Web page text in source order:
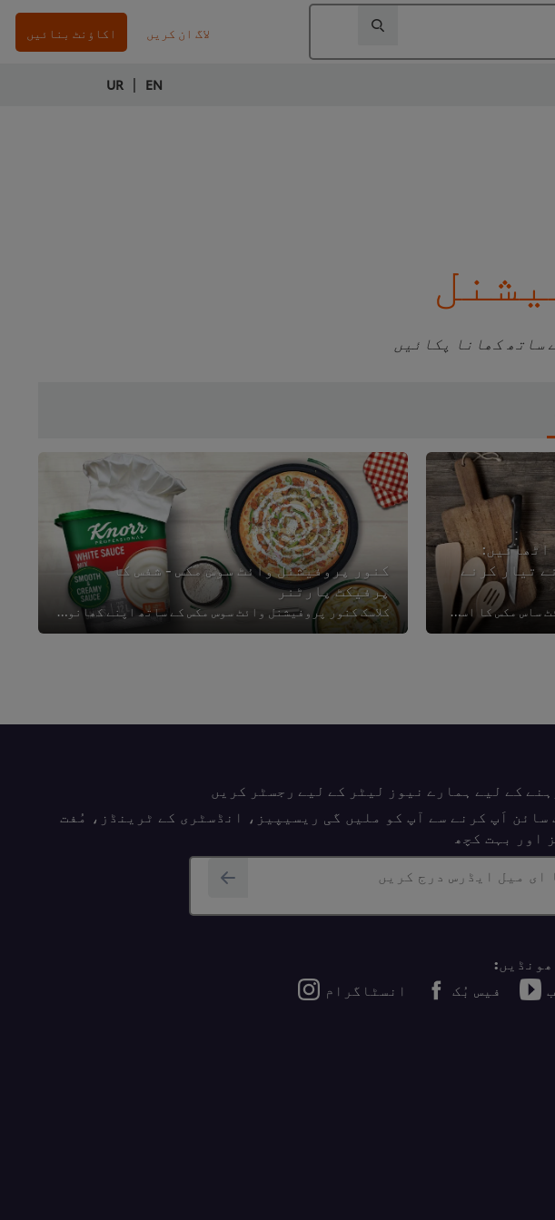
لاگ ان کریں اکاؤنٹ بنائیں
EN
|
UR
ساتھ کھانا پکائیں
اٹھائیں:
تیار کرنے
ان تجاویز کے ساتھ آپ ہر بار کنور وائٹ ساس مکس کا استعمال کرتے ہوئے اپنے پکوان کو بہترین بنا سکتے ہیں۔
کنور پروفیشنل وائٹ سوس مکس - شفس کا
پرفیکٹ پارٹنر
کلاسک کنور پروفیشنل وائٹ سوس مکس کے ساتھ اپنے کھانوں کو باکمال بنائیں!
کے لیے ہمارے نیوز لیٹر کے لیے رجسٹر کریں
سائن اَپ کرنے سے آپ کو ملیں گی ریسیپیز، انڈسٹری کے ٹرینڈز، مُفت
اور بہت کچھ
ای میل ایڈرس درج کریں
فیس بُک انسٹاگرام